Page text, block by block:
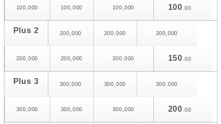
100,000 100,000 100,000 100 .00
Plus 2 200,000 200,000 200,000
200,000 200,000 200,000 150 .00
Plus 3 300,000 300,000 300,000
300,000 300,000 300,000 200 .00